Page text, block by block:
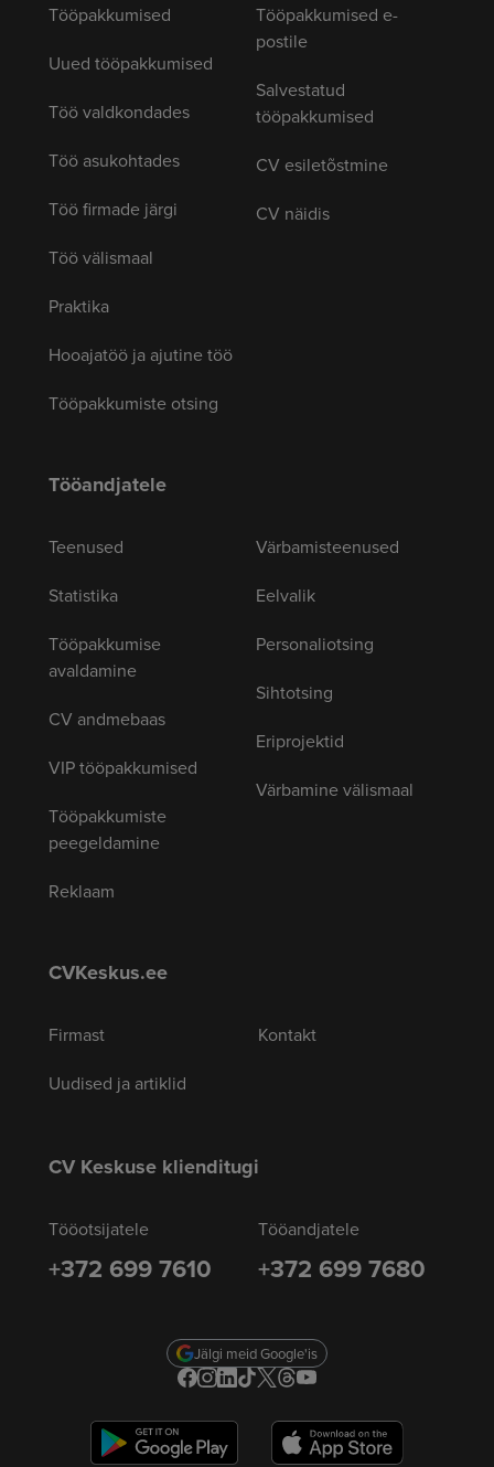
Tööpakkumised
Uued tööpakkumised
Töö valdkondades
Töö asukohtades
Töö firmade järgi
Töö välismaal
Praktika
Hooajatöö ja ajutine töö
Tööpakkumiste otsing
Tööpakkumised e-
postile
Salvestatud
tööpakkumised
CV esiletõstmine
CV näidis
Tööandjatele
Teenused
Statistika
Tööpakkumise
avaldamine
CV andmebaas
VIP tööpakkumised
Tööpakkumiste
peegeldamine
Reklaam
Värbamisteenused
Eelvalik
Personaliotsing
Sihtotsing
Eriprojektid
Värbamine välismaal
CVKeskus.ee
Firmast
Uudised ja artiklid
Kontakt
CV Keskuse klienditugi
Tööotsijatele
+372 699 7610
Tööandjatele
+372 699 7680
Jälgi meid Google'is